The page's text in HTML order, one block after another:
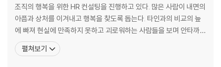
제11강 현대인을 위한 여행인문학 │박일호
월요일 ｜ 사람들은 왜 떠나려고 하는 걸까
화요일 ｜ 유통기한을 늘리는 인문여행법
수요일 ｜ 읽고 쓰기 위해 떠나는 여행
조직의 행복을 위한 HR 컨설팅을 진행하고 있다. 많은 사람이 내면의
아픔과 상처를 이겨내고 행복을 찾도록 돕는다. 타인과의 비교의 늪
에 빠져 현실에 만족하지 못하고 괴로워하는 사람들을 보며 안타까움
을 느꼈다. 저자는 개인에게 맞는 행복이 따로 있다고 믿으며 타인과
의 비교를 당장 멈춰야 한다고 말한다. 행복해지고 싶은 이들을 위해
펼쳐보기